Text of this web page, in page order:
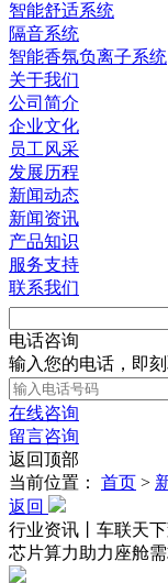
智能舒适系统
隔音系统
智能香氛负离子系统
关于我们
公司简介
企业文化
员工风采
发展历程
新闻动态
新闻资讯
产品知识
服务支持
联系我们
电话咨询
输入您的电话，即
在线咨询
留言咨询
返回顶部
当前位置： 首页 >
返回
行业资讯丨车联天
芯片算力助力座舱